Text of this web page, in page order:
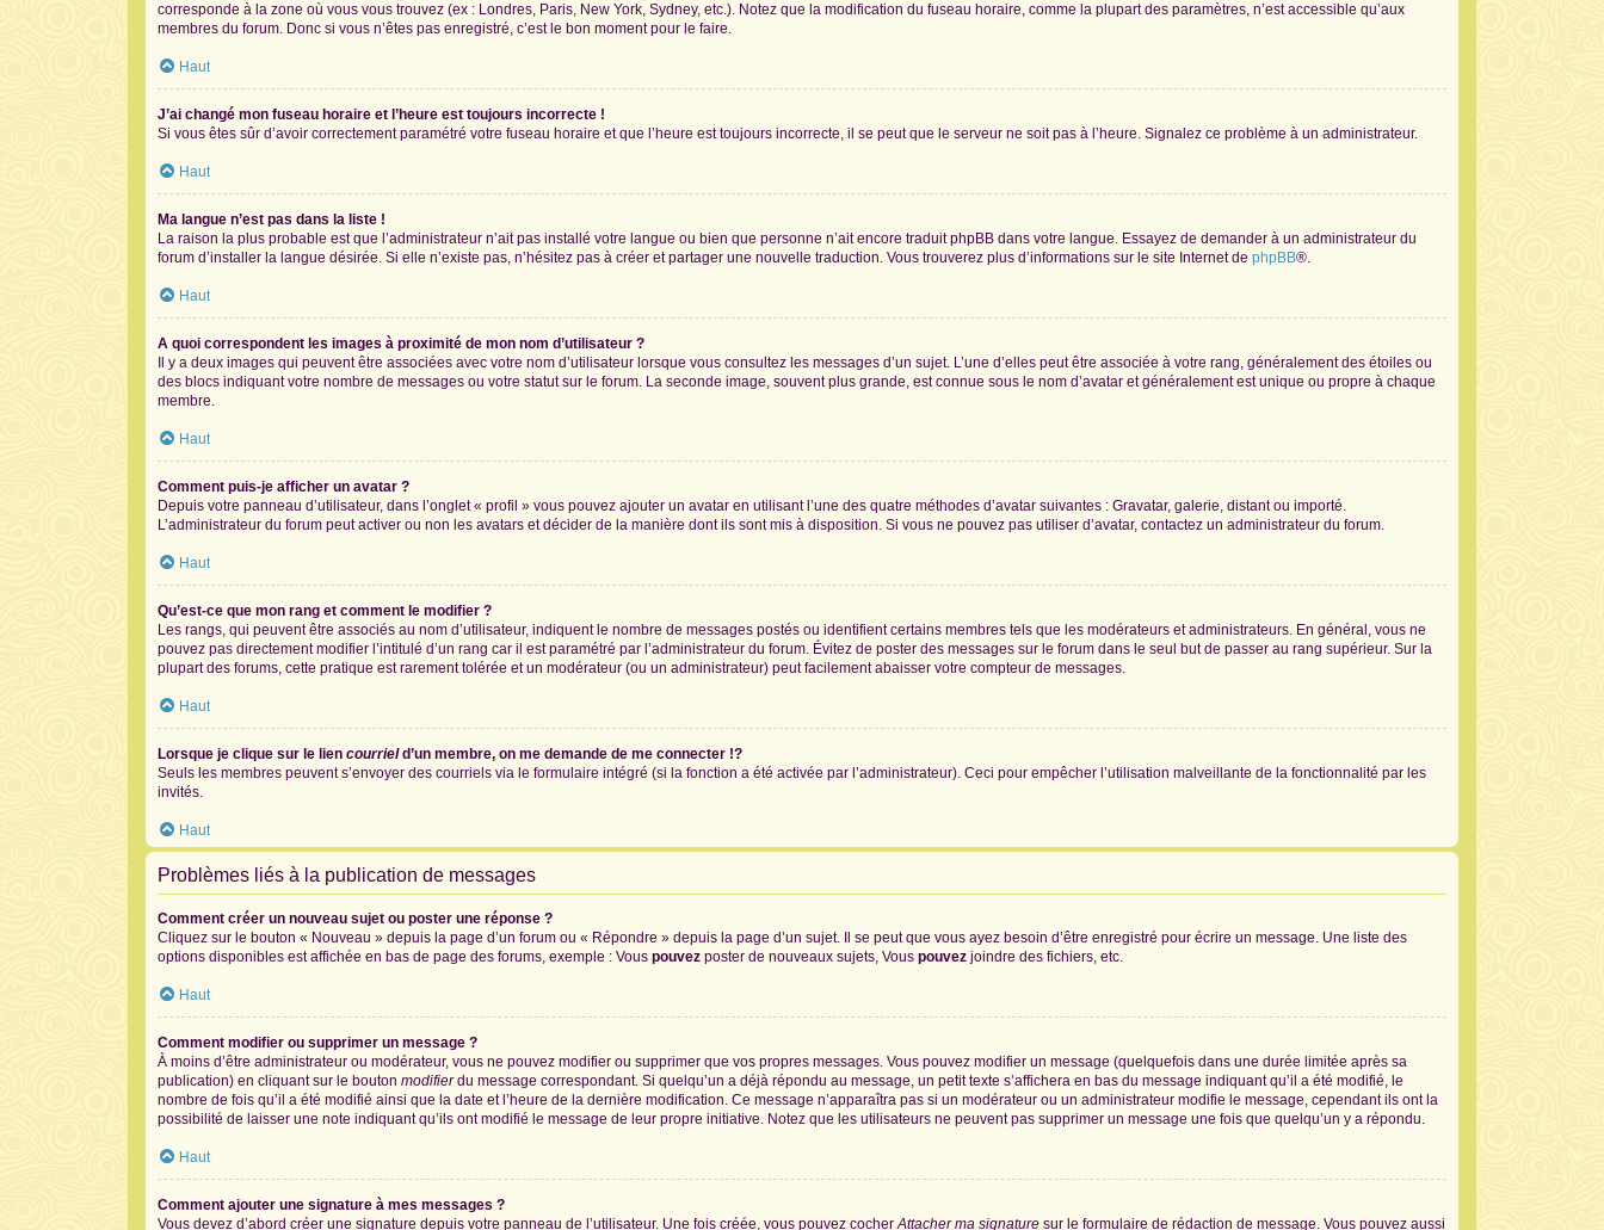
corresponde à la zone où vous vous trouvez (ex : Londres, Paris, New York, Sydney, etc.). Notez que la modification du fuseau horaire, comme la plupart des paramètres, n’est accessible qu’aux
membres du forum. Donc si vous n’êtes pas enregistré, c’est le bon moment pour le faire.
Haut
J’ai changé mon fuseau horaire et l’heure est toujours incorrecte !
Si vous êtes sûr d’avoir correctement paramétré votre fuseau horaire et que l’heure est toujours incorrecte, il se peut que le serveur ne soit pas à l’heure. Signalez ce problème à un administrateur.
Haut
Ma langue n’est pas dans la liste !
La raison la plus probable est que l’administrateur n’ait pas installé votre langue ou bien que personne n’ait encore traduit phpBB dans votre langue. Essayez de demander à un administrateur du
forum d’installer la langue désirée. Si elle n’existe pas, n’hésitez pas à créer et partager une nouvelle traduction. Vous trouverez plus d’informations sur le site Internet de phpBB®.
Haut
A quoi correspondent les images à proximité de mon nom d’utilisateur ?
Il y a deux images qui peuvent être associées avec votre nom d’utilisateur lorsque vous consultez les messages d’un sujet. L’une d’elles peut être associée à votre rang, généralement des étoiles ou
des blocs indiquant votre nombre de messages ou votre statut sur le forum. La seconde image, souvent plus grande, est connue sous le nom d’avatar et généralement est unique ou propre à chaque
membre.
Haut
Comment puis-je afficher un avatar ?
Depuis votre panneau d’utilisateur, dans l’onglet « profil » vous pouvez ajouter un avatar en utilisant l’une des quatre méthodes d’avatar suivantes : Gravatar, galerie, distant ou importé.
L’administrateur du forum peut activer ou non les avatars et décider de la manière dont ils sont mis à disposition. Si vous ne pouvez pas utiliser d’avatar, contactez un administrateur du forum.
Haut
Qu’est-ce que mon rang et comment le modifier ?
Les rangs, qui peuvent être associés au nom d’utilisateur, indiquent le nombre de messages postés ou identifient certains membres tels que les modérateurs et administrateurs. En général, vous ne
pouvez pas directement modifier l’intitulé d’un rang car il est paramétré par l’administrateur du forum. Évitez de poster des messages sur le forum dans le seul but de passer au rang supérieur. Sur la
plupart des forums, cette pratique est rarement tolérée et un modérateur (ou un administrateur) peut facilement abaisser votre compteur de messages.
Haut
Lorsque je clique sur le lien courrield’un membre, on me demande de me connecter !?
Seuls les membres peuvent s’envoyer des courriels via le formulaire intégré (si la fonction a été activée par l’administrateur). Ceci pour empêcher l’utilisation malveillante de la fonctionnalité par les
invités.
Haut
Problèmes liés à la publication de messages
Comment créer un nouveau sujet ou poster une réponse ?
Cliquez sur le bouton « Nouveau » depuis la page d’un forum ou « Répondre » depuis la page d’un sujet. Il se peut que vous ayez besoin d’être enregistré pour écrire un message. Une liste des
options disponibles est affichée en bas de page des forums, exemple : Vous pouvez poster de nouveaux sujets, Vous pouvez joindre des fichiers, etc.
Haut
Comment modifier ou supprimer un message ?
À moins d’être administrateur ou modérateur, vous ne pouvez modifier ou supprimer que vos propres messages. Vous pouvez modifier un message (quelquefois dans une durée limitée après sa
publication) en cliquant sur le bouton modifierdu message correspondant. Si quelqu’un a déjà répondu au message, un petit texte s’affichera en bas du message indiquant qu’il a été modifié, le
nombre de fois qu’il a été modifié ainsi que la date et l’heure de la dernière modification. Ce message n’apparaîtra pas si un modérateur ou un administrateur modifie le message, cependant ils ont la
possibilité de laisser une note indiquant qu’ils ont modifié le message de leur propre initiative. Notez que les utilisateurs ne peuvent pas supprimer un message une fois que quelqu’un y a répondu.
Haut
Comment ajouter une signature à mes messages ?
Vous devez d’abord créer une signature depuis votre panneau de l’utilisateur. Une fois créée, vous pouvez cocherAttacher ma signature sur le formulaire de rédaction de message. Vous pouvez aussi